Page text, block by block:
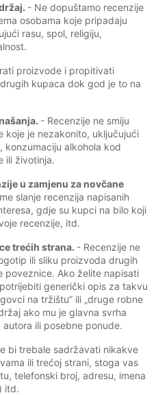
- Ne dopuštamo recenzije
osobama koje pripadaju
rasu, spol, religiju,
proizvode i propitivati
kupaca dok god je to na
- Recenzije ne smiju
koje je nezakonito, uključujući
konzumaciju alkohola kod
ili životinja.
u zamjenu za novčane
slanje recenzija napisanih
gdje su kupci na bilo koji
recenzije, itd.
trećih strana. - Recenzije ne
ili sliku proizvoda drugih
Ako želite napisati
generički opis za takvu
na tržištu” ili „druge robne
ako mu je glavna svrha
ili posebne ponude.
bi trebale sadržavati nikakve
ili trećoj strani, stoga vas
telefonski broj, adresu, imena
itd.